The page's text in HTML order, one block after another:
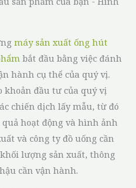
máy sản xuất ống hút
bắt đầu bằng việc đánh
hành cụ thể của quý vị.
khoản đầu tư của quý vị
chiến dịch lấy mẫu, từ đó
hoạt động và hình ảnh
và công ty đồ uống cần
lượng sản xuất, thông
cần vận hành.